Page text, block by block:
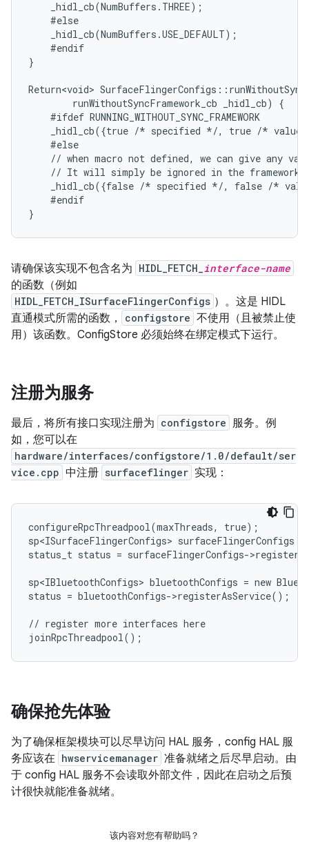
    _hidl_cb(NumBuffers.THREE);
    #else
    _hidl_cb(NumBuffers.USE_DEFAULT);
    #endif
}
Return<void>
        runWithoutSyncFramework_cb _hidl_cb) {
    #ifdef RUNNING_WITHOUT_SYNC_FRAMEWORK
_hidl_cb({true /* specified */, true /* value
    #else
// when macro not defined, we can give any
// It will simply be ignored in the framework
_hidl_cb({false /* specified */, false /*
    #endif
请确保该实现不包含名为 HIDL_FETCH_ interface-name
的函数（例如
HIDL_FETCH_ISurfaceFlingerConfigs ）。这是 HIDL
直通模式所需的函数，
configstore 不使用（且被禁止使
用）该函数。ConfigStore 必须始终在绑定模式下运行。
注册为服务
最后，将所有接口实现注册为 configstore 服务。例
如，您可以在
hardware/interfaces/configstore/1.0/default/ser
vice.cpp 中注册 surfaceflinger 实现：
configureRpcThreadpool(maxThreads, true);
sp<ISurfaceFlingerConfigs> surfaceFlingerConfigs
status_t status = surfaceFlingerConfigs-
sp<IBluetoothConfigs> bluetoothConfigs = new
status = bluetoothConfigs->registerAsService();
// register more interfaces here
确保抢先体验
为了确保框架模块可以尽早访问 HAL 服务，config HAL 服
务应该在 hwservicemanager 准备就绪之后尽早启动。由
于 config HAL 服务不会读取外部文件，因此在启动之后预
计很快就能准备就绪。
该内容对您有帮助吗？